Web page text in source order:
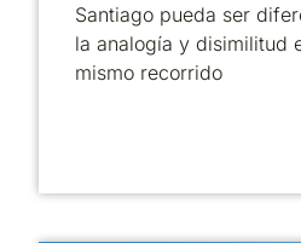
Santiago pueda ser
la analogía y disimilitud
mismo recorrido